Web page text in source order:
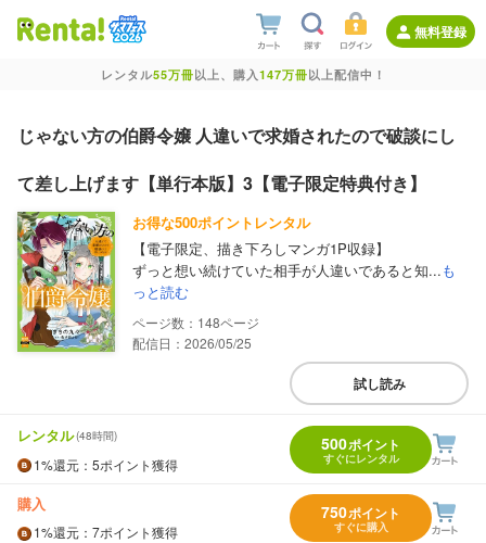
無料登録
レンタル55万冊以上、購入147万冊以上配信中！
じゃない方の伯爵令嬢 人違いで求婚されたので破談にし
て差し上げます【単行本版】3【電子限定特典付き】
お得な500ポイントレンタル
【電子限定、描き下ろしマンガ1P収録】
ずっと想い続けていた相手が人違いであると知...も
っと読む
148
配信日：2026/05/25
試し読み
レンタル(48時間)
1%還元 ：5ポイント獲得
500ポイント
すぐにレンタル
購入
1%還元 ：7ポイント獲得
750ポイント
すぐに購入